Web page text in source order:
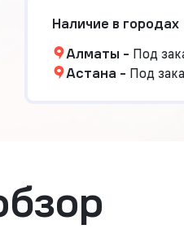
Наличие в городах
Алматы - Под
Астана - Под